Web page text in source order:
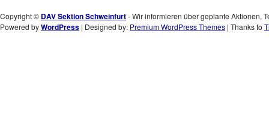
Copyright © DAV Sektion Schweinfurt- Wir informieren über geplante Aktionen,
Powered byWordPress | Designed by: Premium WordPress Themes | Thanks to